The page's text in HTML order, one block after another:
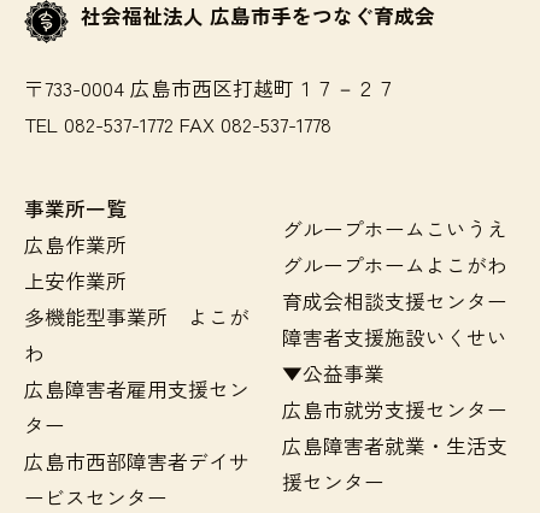
社会福祉法人 広島市手をつなぐ育成会
〒733-0004 広島市西区打越町１７－２７
TEL 082-537-1772 FAX 082-537-1778
事業所一覧
広島作業所
上安作業所
多機能型事業所 よこが
わ
広島障害者雇用支援セン
ター
広島市西部障害者デイサ
ービスセンター
グループホームこいうえ
グループホームよこがわ
育成会相談支援センター
障害者支援施設いくせい
▼公益事業
広島市就労支援センター
広島障害者就業・生活支
援センター